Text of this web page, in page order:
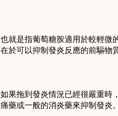
也就是指葡萄糖胺適用於較輕微
在於可以抑制發炎反應的前驅物
如果拖到發炎情況已經很嚴重時
痛藥或一般的消炎藥來抑制發炎。